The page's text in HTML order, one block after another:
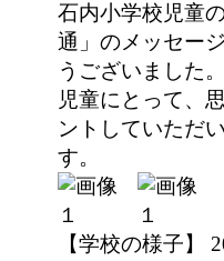
石内小学校児童
通」のメッセー
うございました
児童にとって、
ントしていただ
す。
【学校の様子】